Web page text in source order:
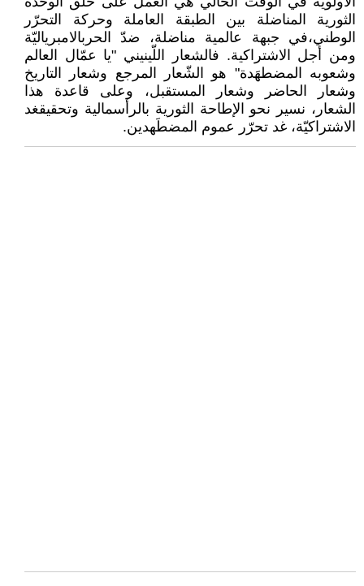
الثورية المناضلة بين الطبقة العاملة وحركة التحرّر
الوطني،في جبهة عالمية مناضلة، ضدّ الحربالامبرياليّة
ومن أجل الاشتراكية. فالشعار اللّينيني "يا عمّال العالم
وشعوبه المضطهَدة" هو الشّعار المرجع وشعار التاريخ
وشعار الحاضر وشعار المستقبل، وعلى قاعدة هذا
الشعار، نسير نحو الإطاحة الثورية بالرأسمالية وتحقيقغد
الاشتراكيّة، غد تحرّر عموم المضطَهدين.